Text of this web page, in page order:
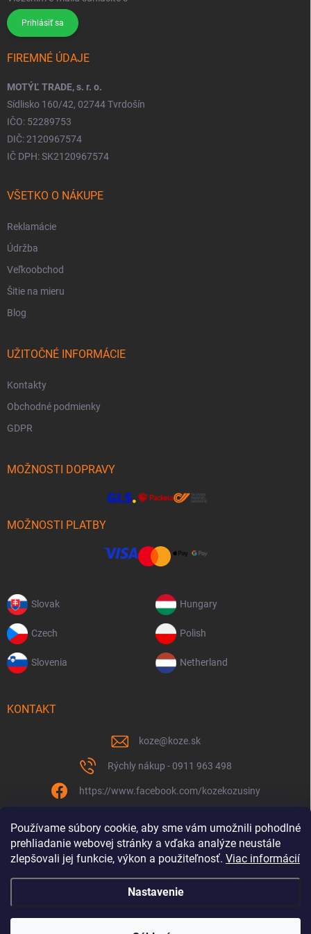
Používame súbory cookie, aby sme vám umožnili pohodlné
prehliadanie webovej stránky a vďaka analýze neustále
zlepšovali jej funkcie, výkon a použiteľnosť. Viac informácií
Nastavenie
Prihlásiť sa
FIREMNÉ ÚDAJE
MOTÝĽ TRADE, s. r. o.
Sídlisko 160/42, 02744 Tvrdošín
IČO: 52289753
DIČ: 2120967574
IČ DPH: SK2120967574
VŠETKO O NÁKUPE
Reklamácie
Údržba
Veľkoobchod
Šitie na mieru
Blog
UŽITOČNÉ INFORMÁCIE
Kontakty
Obchodné podmienky
GDPR
MOŽNOSTI DOPRAVY
MOŽNOSTI PLATBY
Slovak Hungary
Czech Polish
Slovenia Netherland
KONTAKT
koze@koze.sk
Rýchly nákup - 0911 963 498
https://www.facebook.com/kozekozusiny
Spolu to ťaháme už 9 rokov
Koze.sk . Všetky práva vyhradené.